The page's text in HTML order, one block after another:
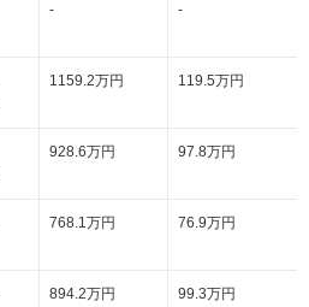
- -
1159.2万円 119.5万円
928.6万円 97.8万円
768.1万円 76.9万円
894.2万円 99.3万円